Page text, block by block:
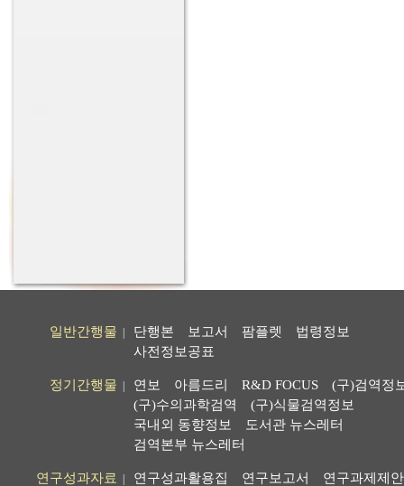
일반간행물 단행본 보고서 팜플렛
법령정보
사전정보공표
정기간행물 연보 아름드리 R&D FOCUS
(구)검역정
(구)수의과학검역
(구)식물검역정보
국내외 동향정보
도서관 뉴스레터
검역본부 뉴스레터
연구성과자료 연구성과활용집 연구보고서 연구과제제